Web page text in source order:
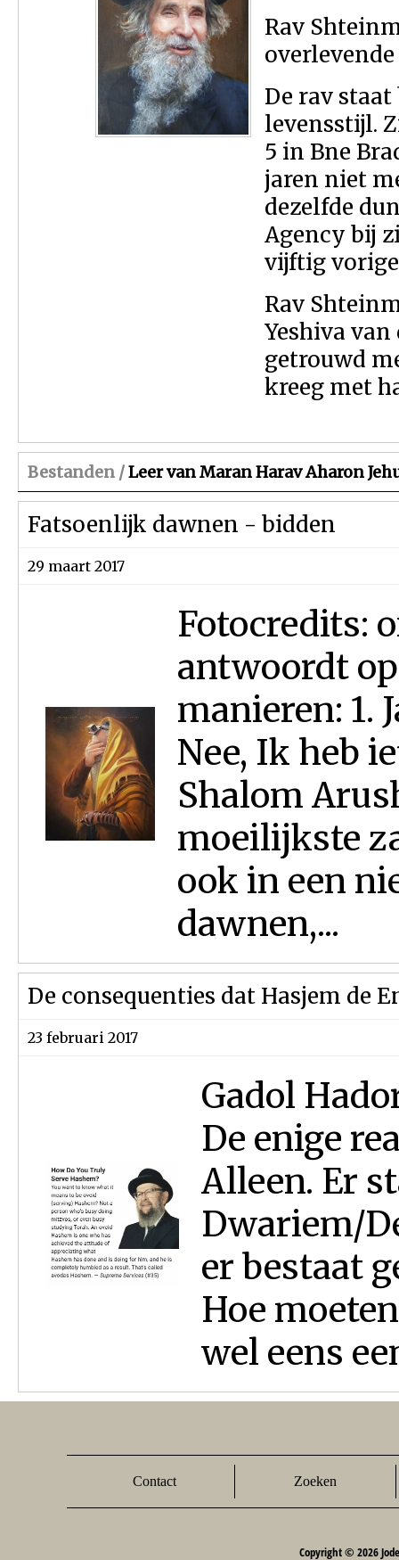
Rav
De rav
levensstijl.
5 in Bne
jaren niet
dezelfde
Agency bij
vijftig
Rav
Yeshiva van
getrouwd
kreeg met
Bestanden /Leer van Maran Harav Aharon
Fatsoenlijk dawnen - bidden
29 maart 2017
Fotocredits:
antwoordt
manieren: 1.
Nee, Ik heb
Shalom
moeilijkste
ook in een
dawnen,...
De consequenties dat Hasjem de
23 februari 2017
Gadol
De enige
Alleen. Er
Dwariem/
er bestaat
Hoe
wel eens
Contact Zoeken
Copyright © 2026